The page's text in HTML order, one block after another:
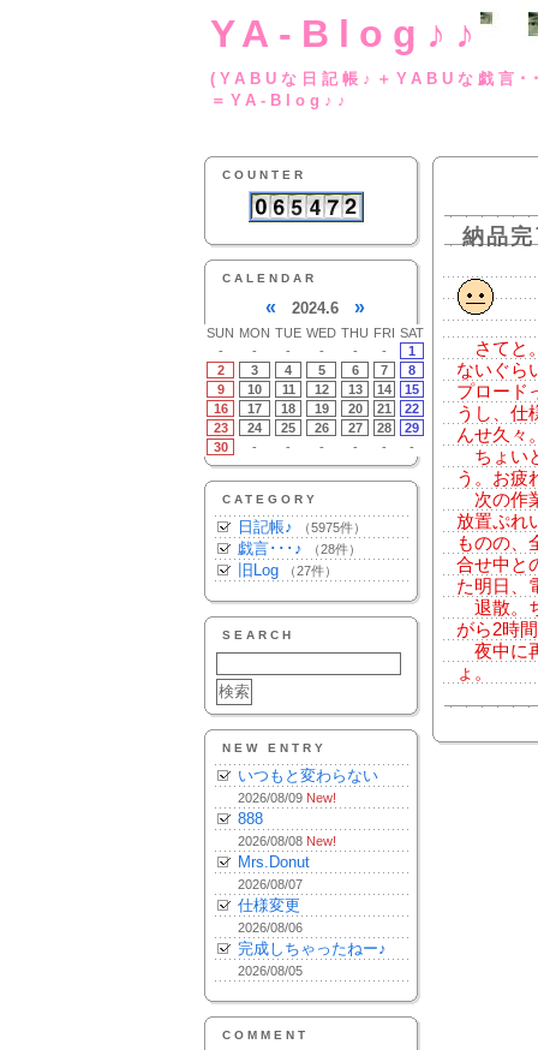
YA-Blog♪♪
(YABUな日記帳♪
＝YA-Blog♪♪
COUNTER
CALENDAR
« 2024.6 »
SUN MON TUE WED THU FRI SAT
-
- - - - -
1
2
3 4 5 6 7
8
9
10 11 12 13 14
15
16
17 18 19 20 21
22
23
24 25 26 27 28
29
30
- - - - - -
CATEGORY
日記帳♪ （5975件）
戯言･･･♪ （28件）
旧Log （27件）
SEARCH
NEW ENTRY
いつもと変わらない
2026/08/09 New!
888
2026/08/08 New!
Mrs.Donut
2026/08/07
仕様変更
2026/08/06
完成しちゃったねー♪
2026/08/05
COMMENT
納品
さてと
ないぐら
プロード
うし、仕
んせ久々
ちょい
う。お疲
次の作
放置ぷれ
ものの、
合せ中と
た明日、
退散。
がら2時
夜中に
ょ。